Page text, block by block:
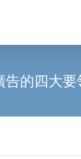
告的四大要